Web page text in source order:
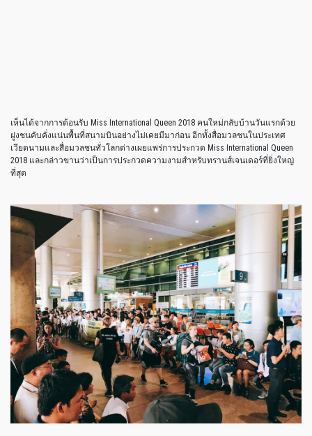
เห็นได้จากการต้อนรับ Miss International Queen 2018 คนใหม่กลับบ้านวันแรกด้วย
ฝูงชนคับคั่งแน่นพื้นที่สนามบินอย่างไม่เคยมีมาก่อน อีกทั้งสื่อมวลชนในประเทศ
เวียดนามและสื่อมวลชนทั่วโลกต่างเผยแพร่การประกวด Miss International Queen
2018 และกล่าวขานว่าเป็นการประกวดความงามสำหรับทรานส์เจนเดอร์ที่ยิ่งใหญ่
ที่สุด